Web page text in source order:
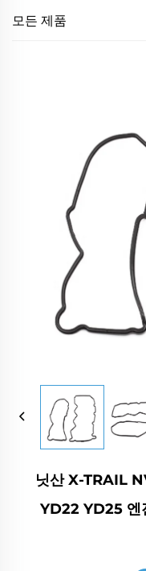
모든 제품
닛산 X-TRAIL
YD22 YD25 엔